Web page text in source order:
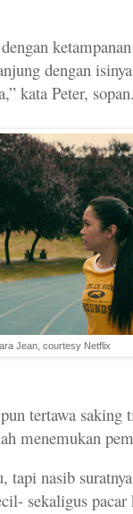
dengan
kata Peter, sopan.
Jean, courtesy Netflix
tertawa saking
menemukan
nasib
sekaligus